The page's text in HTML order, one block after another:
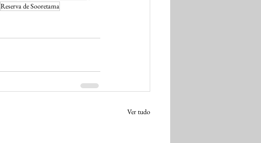
Reserva de Sooretama
Ver tudo